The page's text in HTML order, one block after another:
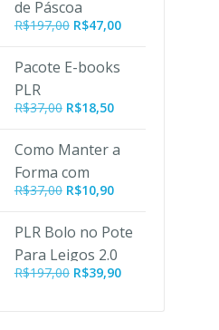
R$197,00.R$47,00.
de Páscoa
R$197,00 O
original
R$197,00.
R$47,00O
Pacote E-books
PLR
Emagrecimento
R$37,00 R$18,50
Como Manter a
Forma com
Alimentos
R$37,00 O
original
era:
R$37,00.
R$10,90O
atual
é:
R$10,90.
PLR Bolo no Pote
Para Leigos 2.0
R$197,00 O
R$39,90O